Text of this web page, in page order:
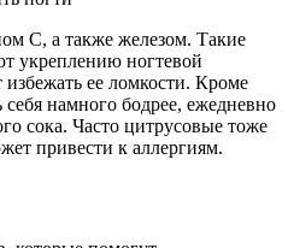
С, а также железом. Такие
укреплению ногтевой
ее ломкости. Кроме
себя намного бодрее, ежедневно
сока. Часто цитрусовые тоже
привести к аллергиям.